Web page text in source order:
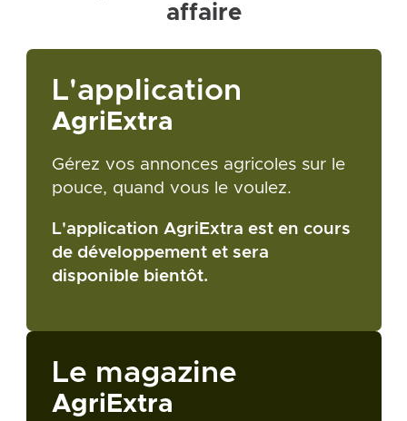
affaire
L'application
AgriExtra
Gérez vos annonces agricoles sur le
pouce, quand vous le voulez.
L'application AgriExtra est en cours
de développement et sera
disponible bientôt.
Le magazine
AgriExtra